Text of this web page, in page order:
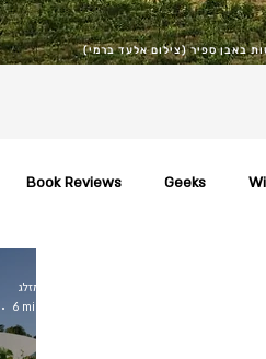
באבן ספיר (צילום אלעד ברמי)
Book Reviews Geeks
דויד אמזלג
6 min read